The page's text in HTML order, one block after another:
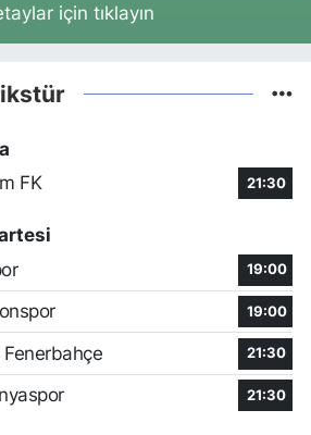
için tıklayın
FK
21:30
19:00
19:00
21:30
21:30